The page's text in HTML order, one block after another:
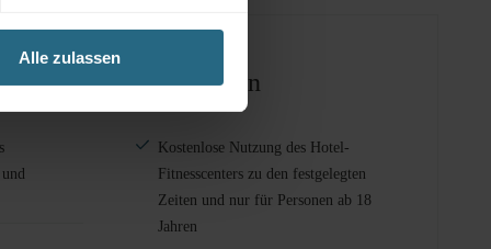
Alle zulassen
ZNS-Erkrankungen betroffen sind, kann diese Diät
Dienstleistungen
Kostenlose Nutzung des Hotel-
Fitnesscenters zu den festgelegten
Zeiten und nur für Personen ab 18
Jahren